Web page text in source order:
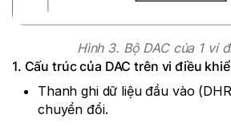
Hình 3. Bộ DAC của 1 vi
1. Cấu trúc của DAC trên vi điều
Thanh ghi dữ liệu đầu vào
chuyển đổi.